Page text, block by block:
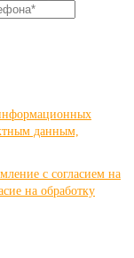
данным,
с согласием на
на обработку